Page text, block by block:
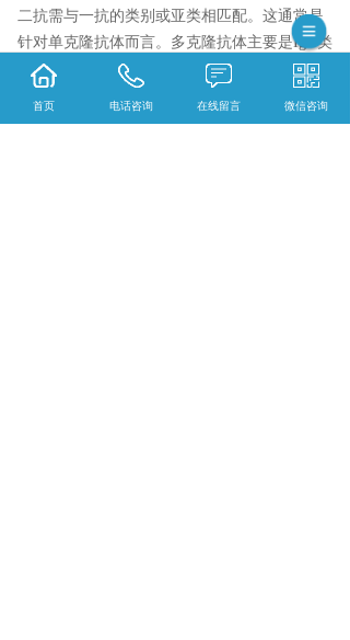
二抗需与一抗的类别或亚类相匹配。这通常是
针对单克隆抗体而言。多克隆抗体主要是IgG类
免疫球蛋白，因此相应的二抗就是抗IgG抗体。
中有描述，如果一抗是小鼠IgM，那么相应的
首页 电话咨询 在线留言 微信咨询